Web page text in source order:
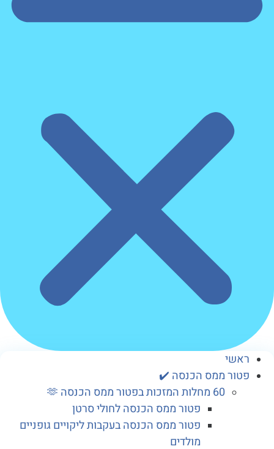
ממס הכנסה ✔️
פטור ממס הכנסה לחולי סרטן
פטור ממס הכנסה בעקבות ליקויים גופניים